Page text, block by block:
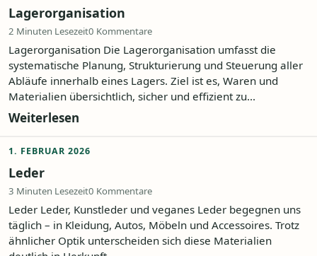
Lagerorganisation
2 Minuten Lesezeit0 Kommentare
Lagerorganisation Die Lagerorganisation umfasst die
systematische Planung, Strukturierung und Steuerung aller
Abläufe innerhalb eines Lagers. Ziel ist es, Waren und
Materialien übersichtlich, sicher und effizient zu...
Weiterlesen
1. FEBRUAR 2026
Leder
3 Minuten Lesezeit0 Kommentare
Leder Leder, Kunstleder und veganes Leder begegnen uns
täglich – in Kleidung, Autos, Möbeln und Accessoires. Trotz
ähnlicher Optik unterscheiden sich diese Materialien